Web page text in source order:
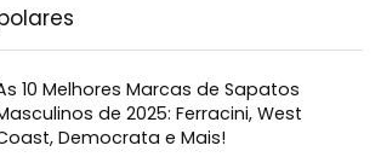
10 Melhores Marcas de Sapatos
de 2025: Ferracini, West
Democrata e Mais!